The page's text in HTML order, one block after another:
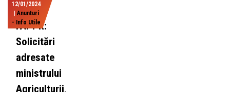
12/01/2024
|Anunturi
- Info Utile
FAPPR:
Solicitări
adresate
ministrului
Agriculturii,